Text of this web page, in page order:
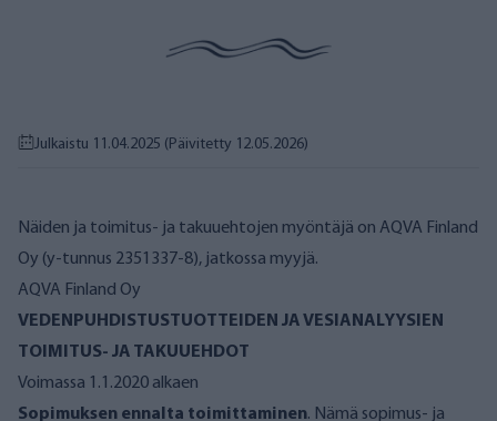
Julkaistu 11.04.2025 (Päivitetty 12.05.2026)
Näiden ja toimitus- ja takuuehtojen myöntäjä on AQVA Finland
Oy (y-tunnus 2351337-8), jatkossa myyjä.
AQVA Finland Oy
VEDENPUHDISTUSTUOTTEIDEN JA VESIANALYYSIEN
TOIMITUS- JA TAKUUEHDOT
Voimassa 1.1.2020 alkaen
Sopimuksen ennalta toimittaminen. Nämä sopimus- ja